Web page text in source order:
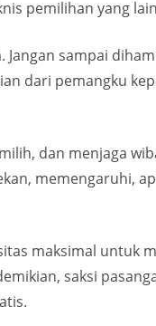
pemilihan yang
sampai
dari pemangku
dan menjaga
memengaruhi,
maksimal untuk
saksi